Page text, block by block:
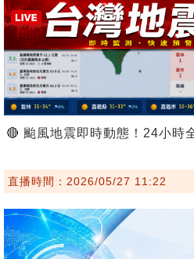
🔴 颱風地震即時動態！24小時
直播時間：2026/05/27 11:22